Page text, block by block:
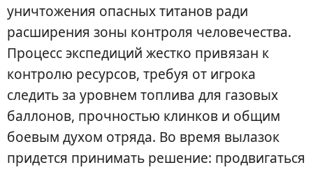
уничтожения опасных титанов ради
расширения зоны контроля человечества.
Процесс экспедиций жестко привязан к
контролю ресурсов, требуя от игрока
следить за уровнем топлива для газовых
баллонов, прочностью клинков и общим
боевым духом отряда. Во время вылазок
придется принимать решение: продвигаться